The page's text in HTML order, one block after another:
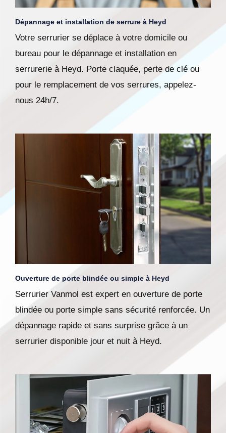
Dépannage et installation de serrure à Heyd
Votre serrurier se déplace à votre domicile ou
bureau pour le dépannage et installation en
serrurerie à Heyd. Porte claquée, perte de clé ou
pour le remplacement de vos serrures, appelez-
nous 24h/7.
Ouverture de porte blindée ou simple à Heyd
Serrurier Vanmol est expert en ouverture de porte
blindée ou porte simple sans sécurité renforcée. Un
dépannage rapide et sans surprise grâce à un
serrurier disponible jour et nuit à Heyd.